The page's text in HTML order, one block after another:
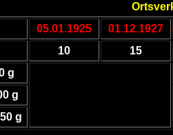
05.01.1925
01.12.1927
10 15
g
g
g